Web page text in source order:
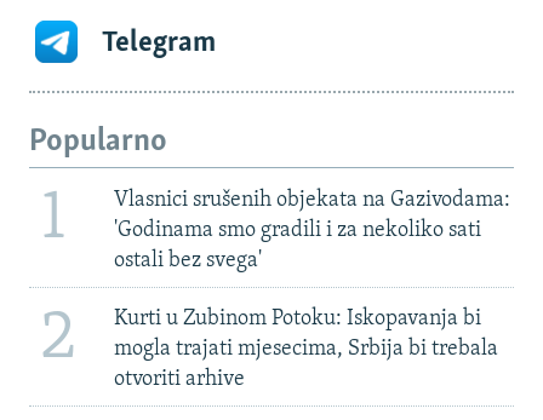
Telegram
Popularno
1
Vlasnici srušenih objekata na Gazivodama:
'Godinama smo gradili i za nekoliko sati
ostali bez svega'
2
Kurti u Zubinom Potoku: Iskopavanja bi
mogla trajati mjesecima, Srbija bi trebala
otvoriti arhive